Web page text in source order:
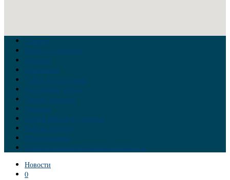
Главная
Война на Украине
Новости
Аналитика
Тайны Геополитики
Российские элиты
Теория заговора
Украина
Новый Мировой Порядок
Тайны истории
Обратная связь
Правила комментирования материалов
Новости
0